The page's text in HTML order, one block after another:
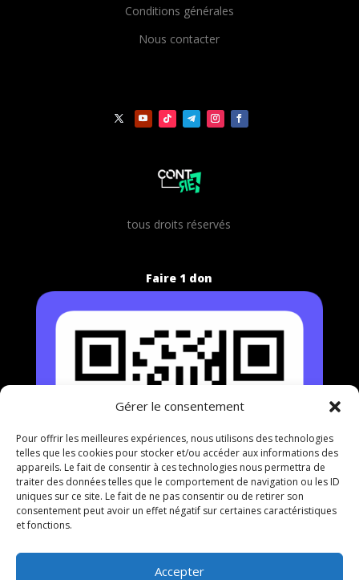
Gérer le consentement
Pour offrir les meilleures expériences, nous utilisons des technologies
telles que les cookies pour stocker et/ou accéder aux informations des
appareils. Le fait de consentir à ces technologies nous permettra de
traiter des données telles que le comportement de navigation ou les ID
uniques sur ce site. Le fait de ne pas consentir ou de retirer son
consentement peut avoir un effet négatif sur certaines caractéristiques
et fonctions.
Accepter
Conditions générales
Nous contacter
tous droits réservés
Faire 1 don